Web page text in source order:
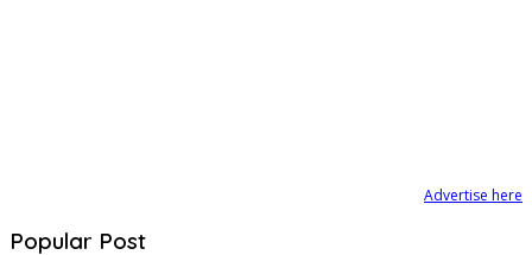
Advertise here
Popular Post